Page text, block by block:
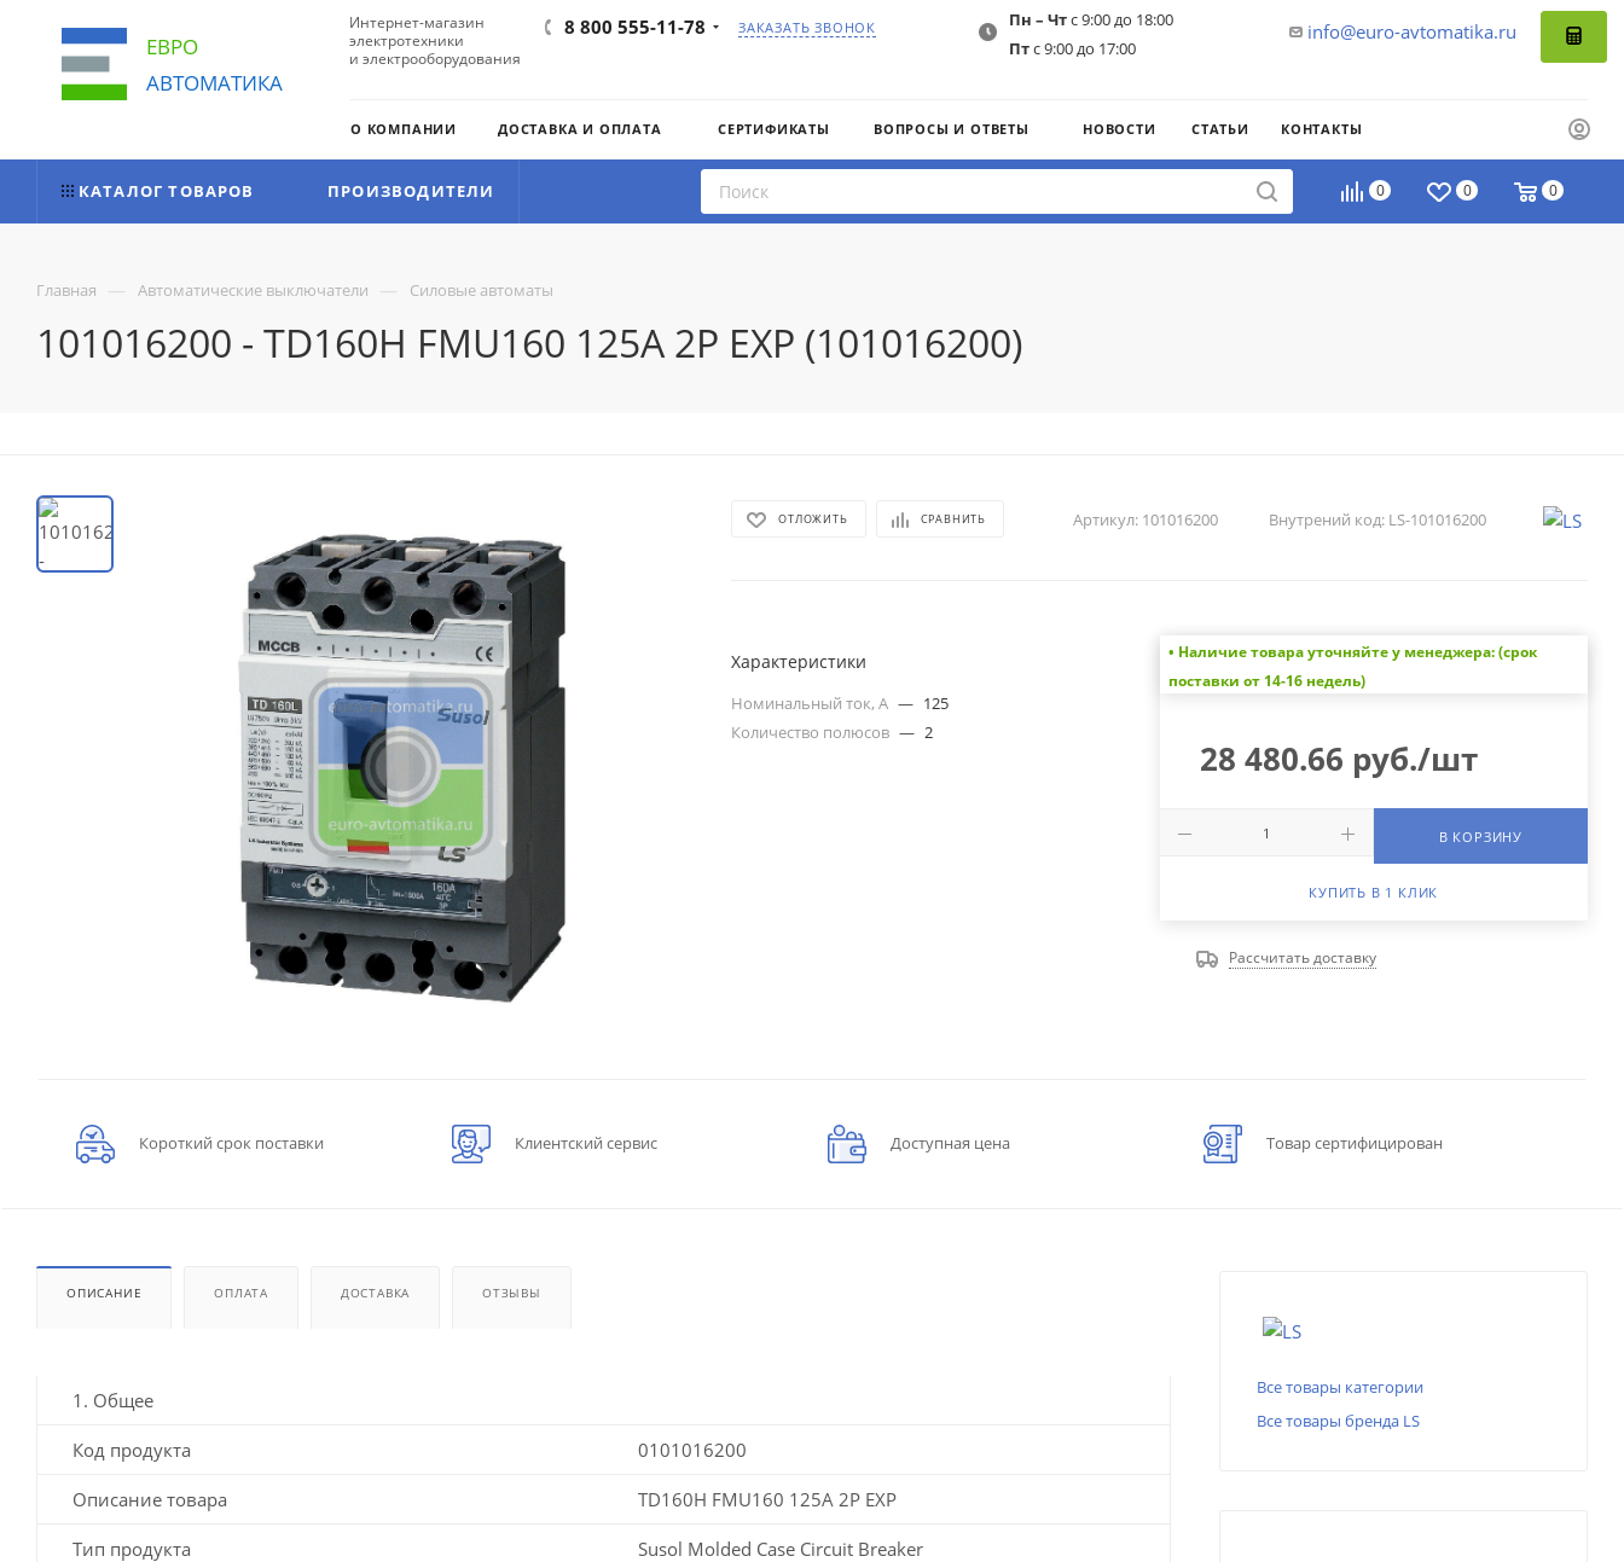
ЕВРО
АВТОМАТИКА
Интернет-магазин
электротехники
и электрооборудования
8 800 555-11-78 ЗАКАЗАТЬ ЗВОНОК info@euro-avtomatika.ru
Пн – Чтс 9:00 до 18:00
Птс 9:00 до 17:00
О КОМПАНИИ ДОСТАВКА И ОПЛАТА СЕРТИФИКАТЫ ВОПРОСЫ И ОТВЕТЫ НОВОСТИ СТАТЬИ КОНТАКТЫ
0 0 0
КАТАЛОГ ТОВАРОВ ПРОИЗВОДИТЕЛИ
Главная — Автоматические выключатели — Силовые автоматы
101016200 - TD160H FMU160 125A 2P EXP (101016200)
ОТЛОЖИТЬ СРАВНИТЬ Артикул: 101016200 Внутрений код: LS-101016200
Характеристики
Номинальный ток, А — 125
Количество полюсов — 2
• Наличие товара уточняйте у менеджера: (срок
поставки от 14-16 недель)
28 480.66 руб./шт
В КОРЗИНУ
КУПИТЬ В 1 КЛИК
Рассчитать доставку
Короткий срок поставки Клиентский сервис Доступная цена Товар сертифицирован
ОПИСАНИЕ ОПЛАТА ДОСТАВКА ОТЗЫВЫ
1. Общее
Код продукта 0101016200
Описание товара TD160H FMU160 125A 2P EXP
Тип продукта Susol Molded Case Circuit Breaker
Все товары категории
Все товары бренда LS